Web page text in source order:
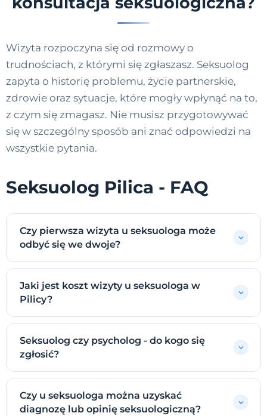
Wizyta rozpoczyna się od rozmowy o
trudnościach, z którymi się zgłaszasz. Seksuolog
zapyta o historię problemu, życie partnerskie,
zdrowie oraz sytuacje, które mogły wpłynąć na to,
z czym się zmagasz. Nie musisz przygotowywać
się w szczególny sposób ani znać odpowiedzi na
wszystkie pytania.
Seksuolog Pilica - FAQ
Czy pierwsza wizyta u seksuologa może
odbyć się we dwoje?
Jaki jest koszt wizyty u seksuologa w
Pilicy?
Seksuolog czy psycholog - do kogo się
zgłosić?
Czy u seksuologa można uzyskać
diagnozę lub opinię seksuologiczną?